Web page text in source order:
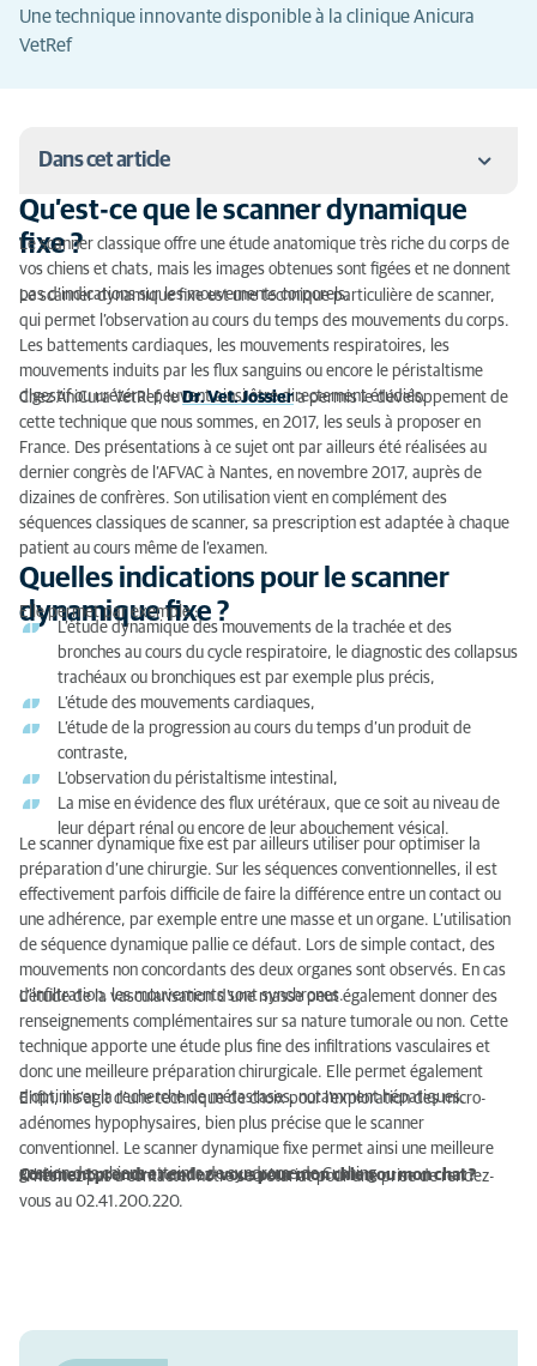
Une technique innovante disponible à la clinique Anicura
VetRef
Dans cet article
Qu’est-ce que le scanner dynamique fixe ?
Quelles indications pour le scanner dynamique fixe ?
Qu’est-ce que le scanner dynamique
fixe ?
Le scanner classique offre une étude anatomique très riche du corps de
vos chiens et chats, mais les images obtenues sont figées et ne donnent
pas d’indications sur les mouvements corporels.
Le scanner dynamique fixe est une technique particulière de scanner,
qui permet l’observation au cours du temps des mouvements du corps.
Les battements cardiaques, les mouvements respiratoires, les
mouvements induits par les flux sanguins ou encore le péristaltisme
digestif ou urétéral peuvent ainsi être directement étudiés.
Chez AniCura VetRef, leDr. Vet. Jossiera permis le développement de
cette technique que nous sommes, en 2017, les seuls à proposer en
France. Des présentations à ce sujet ont par ailleurs été réalisées au
dernier congrès de l’AFVAC à Nantes, en novembre 2017, auprès de
dizaines de confrères. Son utilisation vient en complément des
séquences classiques de scanner, sa prescription est adaptée à chaque
patient au cours même de l’examen.
Quelles indications pour le scanner
dynamique fixe ?
Elle permet par exemple :
L’étude dynamique des mouvements de la trachée et des
bronches au cours du cycle respiratoire, le diagnostic des collapsus
trachéaux ou bronchiques est par exemple plus précis,
L’étude des mouvements cardiaques,
L’étude de la progression au cours du temps d’un produit de
contraste,
L’observation du péristaltisme intestinal,
La mise en évidence des flux urétéraux, que ce soit au niveau de
leur départ rénal ou encore de leur abouchement vésical.
Le scanner dynamique fixe est par ailleurs utiliser pour optimiser la
préparation d’une chirurgie. Sur les séquences conventionnelles, il est
effectivement parfois difficile de faire la différence entre un contact ou
une adhérence, par exemple entre une masse et un organe. L’utilisation
de séquence dynamique pallie ce défaut. Lors de simple contact, des
mouvements non concordants des deux organes sont observés. En cas
d’infiltration, les mouvements sont synchrones.
L’étude de la vascularisation d’une masse peut également donner des
renseignements complémentaires sur sa nature tumorale ou non. Cette
technique apporte une étude plus fine des infiltrations vasculaires et
donc une meilleure préparation chirurgicale. Elle permet également
d’optimiser la recherche de métastases, notamment hépatiques.
Enfin, il s’agit d’une technique de choix pour l’exploration des micro-
adénomes hypophysaires, bien plus précise que le scanner
conventionnel. Le scanner dynamique fixe permet ainsi une meilleure
gestion des chiens atteints de syndrome de Cushing.
Comment prendre rendez-vous pour mon chien ou mon chat ?
N’hésitez pas à contacter notre secrétariat pour une prise de rendez-
vous au 02.41.200.220.